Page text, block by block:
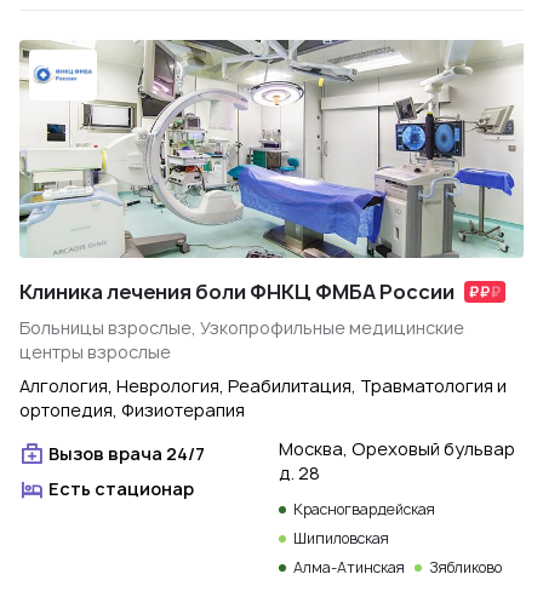
Клиника лечения боли ФНКЦ ФМБА России
Больницы взрослые, Узкопрофильные медицинские
центры взрослые
Алгология, Неврология, Реабилитация, Травматология и
ортопедия, Физиотерапия
Вызов врача 24/7
Есть стационар
Москва, Ореховый бульвар
д. 28
Красногвардейская
Шипиловская
Алма-Атинская
Зябликово